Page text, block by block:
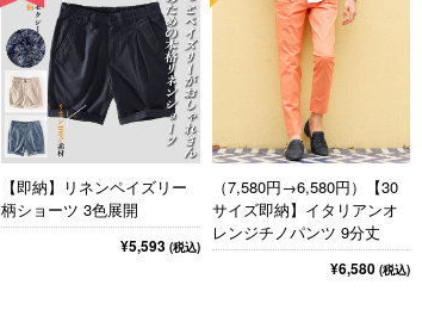
【即納】リネンペイズリー
柄ショーツ 3色展開
¥5,593 (税込)
（7,580円→6,580円）【30
サイズ即納】イタリアンオ
レンジチノパンツ 9分丈
¥6,580(税込)